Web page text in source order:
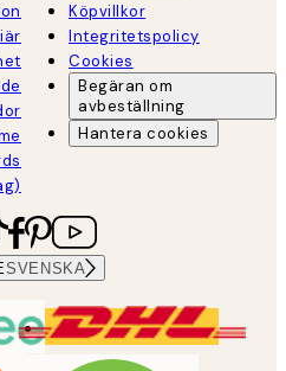
Köpvillkor
Integritetspolicy
Cookies
Begäran om
avbeställning
Hantera cookies
SVENSKA